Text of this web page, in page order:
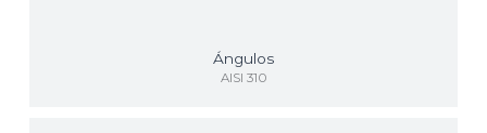
Ángulos
AISI 310